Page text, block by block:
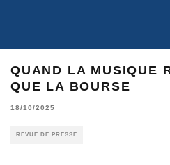
QUAND LA MUSIQUE
QUE LA BOURSE
18/10/2025
REVUE DE PRESSE